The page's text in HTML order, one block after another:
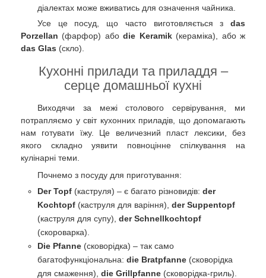
діалектах може вживатись для означення чайника.
Усе це посуд, що часто виготовляється з das
Porzellan (фарфор) абоdie Keramik(кераміка), або ж
das Glas (скло).
Кухонні прилади та приладдя –
серце домашньої кухні
Виходячи за межі столового сервірування, ми
потрапляємо у світ кухонних приладів, що допомагають
нам готувати їжу. Це величезний пласт лексики, без
якого складно уявити повноцінне спілкування на
кулінарні теми.
Почнемо з посуду для приготування:
Der Topf (каструля) – є багато різновидів: der
Kochtopf (каструля для варіння), der Suppentopf
(каструля для супу), der Schnellkochtopf
(скороварка).
Die Pfanne (сковорідка) – так само
багатофункціональна: die Bratpfanne (сковорідка
для смаження), die Grillpfanne (сковорідка-гриль).